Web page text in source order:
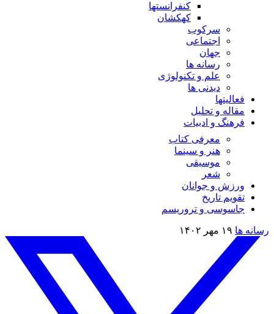
کنفرانستها
کهکشان
سرکوب
اجتماعی
جهان
رسانه ها
علم و تکنولوژی
دیدنی ها
فعالیتها
مقاله و تحلیل
فرهنگ و ادبیات
معرفی کتاب
هنر و سینما
موسیقی
شعر
ورزش و جوانان
تقویم تاريخ
جاسوسی و تروریسم
رسانه ها ۱۹ مهر ۱۴۰۲